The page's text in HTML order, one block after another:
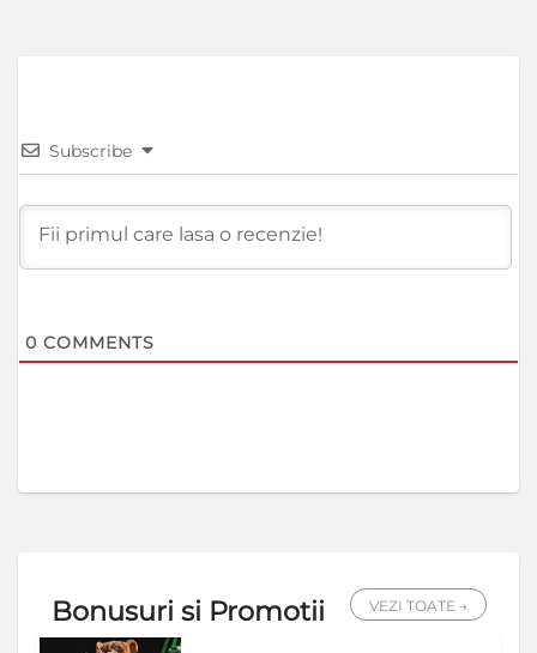
Subscribe
0 COMMENTS
Bonusuri si Promotii VEZI TOATE →